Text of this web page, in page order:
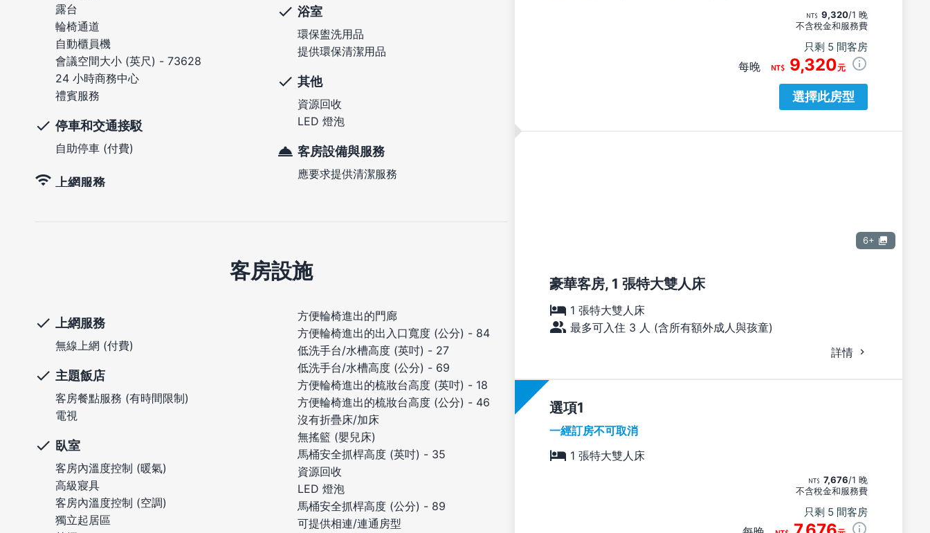
9,320/1 晚
不含稅金和服務費
只剩 5 間客房
每晚 9,320元
選擇此房型
6+
豪華客房, 1 張特大雙人床
1 張特大雙人床
最多可入住 3 人 (含所有額外成人與孩童)
詳情
選項
一經訂房不可取消
1 張特大雙人床
7,676/1 晚
不含稅金和服務費
只剩 5 間客房
露台
輪椅通道
自動櫃員機
會議空間大小 (英尺) - 73628
24 小時商務中心
禮賓服務
停車和交通接駁
自助停車 (付費)
上網服務
浴室
環保盥洗用品
提供環保清潔用品
其他
資源回收
LED 燈泡
客房設備與服務
應要求提供清潔服務
客房設施
上網服務
無線上網 (付費)
主題飯店
客房餐點服務 (有時間限制)
電視
臥室
客房內溫度控制 (暖氣)
高級寢具
客房內溫度控制 (空調)
獨立起居區
方便輪椅進出的門廊
方便輪椅進出的出入口寬度 (公分) - 84
低洗手台/水槽高度 (英吋) - 27
低洗手台/水槽高度 (公分) - 69
方便輪椅進出的梳妝台高度 (英吋) - 18
方便輪椅進出的梳妝台高度 (公分) - 46
沒有折疊床/加床
無搖籃 (嬰兒床)
馬桶安全抓桿高度 (英吋) - 35
資源回收
LED 燈泡
馬桶安全抓桿高度 (公分) - 89
可提供相連/連通房型